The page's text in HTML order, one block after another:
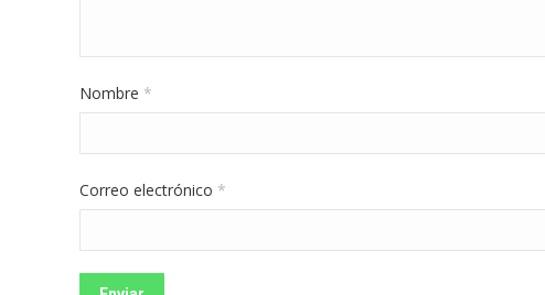
Nombre *
Correo electrónico *